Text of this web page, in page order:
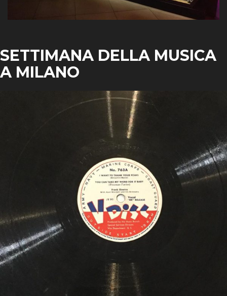
SETTIMANA DELLA MUSICA
A MILANO